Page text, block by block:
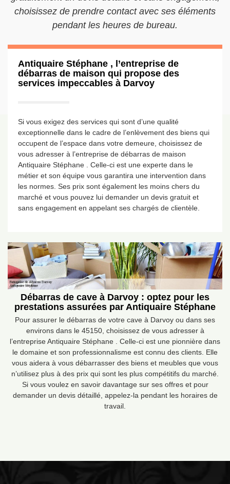
choisissez de prendre contact avec ses éléments
pendant les heures de bureau.
Antiquaire Stéphane , l’entreprise de
débarras de maison qui propose des
services impeccables à Darvoy
Si vous exigez des services qui sont d’une qualité
exceptionnelle dans le cadre de l’enlèvement des biens qui
occupent de l’espace dans votre demeure, choisissez de
vous adresser à l’entreprise de débarras de maison
Antiquaire Stéphane . Celle-ci est une experte dans le
métier et son équipe vous garantira une intervention dans
les normes. Ses prix sont également les moins chers du
marché et vous pouvez lui demander un devis gratuit et
sans engagement en appelant ses chargés de clientèle.
Débarras de cave à Darvoy : optez pour les
prestations assurées par Antiquaire Stéphane
Pour assurer le débarras de votre cave à Darvoy ou dans ses
environs dans le 45150, choisissez de vous adresser à
l’entreprise Antiquaire Stéphane . Celle-ci est une pionnière dans
le domaine et son professionnalisme est connu des clients. Elle
vous aidera à vous débarrasser des biens et meubles que vous
n’utilisez plus à des prix qui sont les plus compétitifs du marché.
Si vous voulez en savoir davantage sur ses offres et pour
demander un devis détaillé, appelez-la pendant les horaires de
travail.